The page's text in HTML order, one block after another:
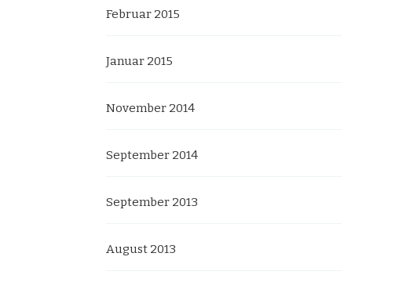
Februar 2015
Januar 2015
November 2014
September 2014
September 2013
August 2013